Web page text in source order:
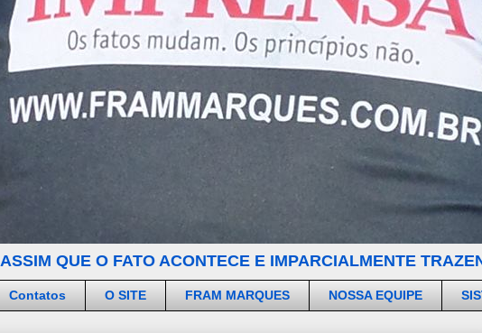
QUE O FATO ACONTECE E IMPARCIALMENTE
Contatos O SITE FRAM MARQUES NOSSA EQUIPE